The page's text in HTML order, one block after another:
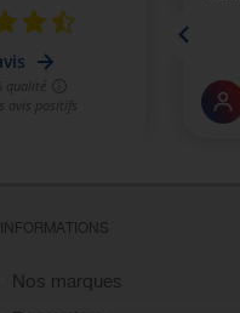
INFORMATIONS
Nos marques